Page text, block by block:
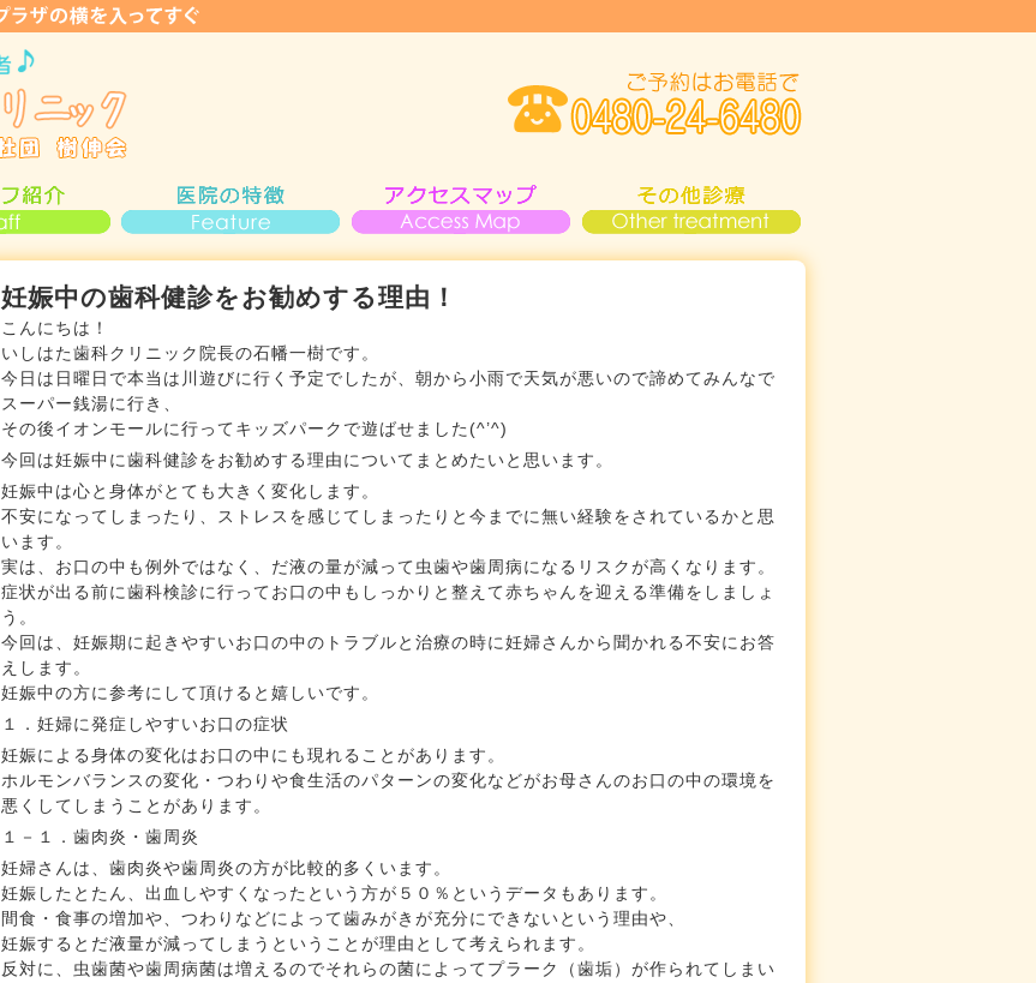
妊娠中の歯科健診をお勧めする理由！
こんにちは！
いしはた歯科クリニック院長の石幡一樹です。
今日は日曜日で本当は川遊びに行く予定でしたが、朝から小雨で天気が悪いので諦めてみんなで
スーパー銭湯に行き、
その後イオンモールに行ってキッズパークで遊ばせました(^’^)
今回は妊娠中に歯科健診をお勧めする理由についてまとめたいと思います。
妊娠中は心と身体がとても大きく変化します。
不安になってしまったり、ストレスを感じてしまったりと今までに無い経験をされているかと思
います。
実は、お口の中も例外ではなく、だ液の量が減って虫歯や歯周病になるリスクが高くなります。
症状が出る前に歯科検診に行ってお口の中もしっかりと整えて赤ちゃんを迎える準備をしましょ
う。
今回は、妊娠期に起きやすいお口の中のトラブルと治療の時に妊婦さんから聞かれる不安にお答
えします。
妊娠中の方に参考にして頂けると嬉しいです。
１．妊婦に発症しやすいお口の症状
妊娠による身体の変化はお口の中にも現れることがあります。
ホルモンバランスの変化・つわりや食生活のパターンの変化などがお母さんのお口の中の環境を
悪くしてしまうことがあります。
１－１．歯肉炎・歯周炎
妊婦さんは、歯肉炎や歯周炎の方が比較的多くいます。
妊娠したとたん、出血しやすくなったという方が５０％というデータもあります。
間食・食事の増加や、つわりなどによって歯みがきが充分にできないという理由や、
妊娠するとだ液量が減ってしまうということが理由として考えられます。
反対に、虫歯菌や歯周病菌は増えるのでそれらの菌によってプラーク（歯垢）が作られてしまい